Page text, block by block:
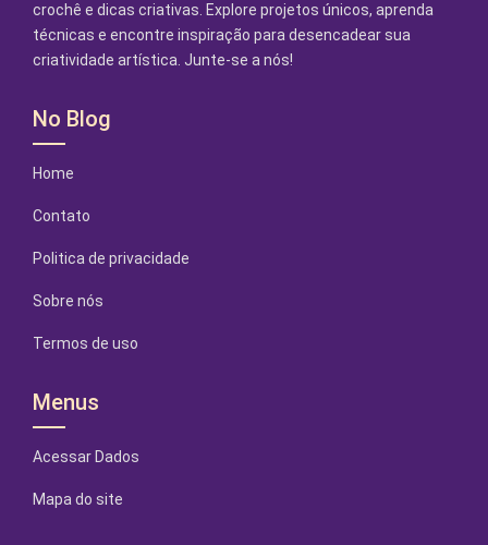
crochê e dicas criativas. Explore projetos únicos, aprenda
técnicas e encontre inspiração para desencadear sua
criatividade artística. Junte-se a nós!
No Blog
Home
Contato
Politica de privacidade
Sobre nós
Termos de uso
Menus
Acessar Dados
Mapa do site